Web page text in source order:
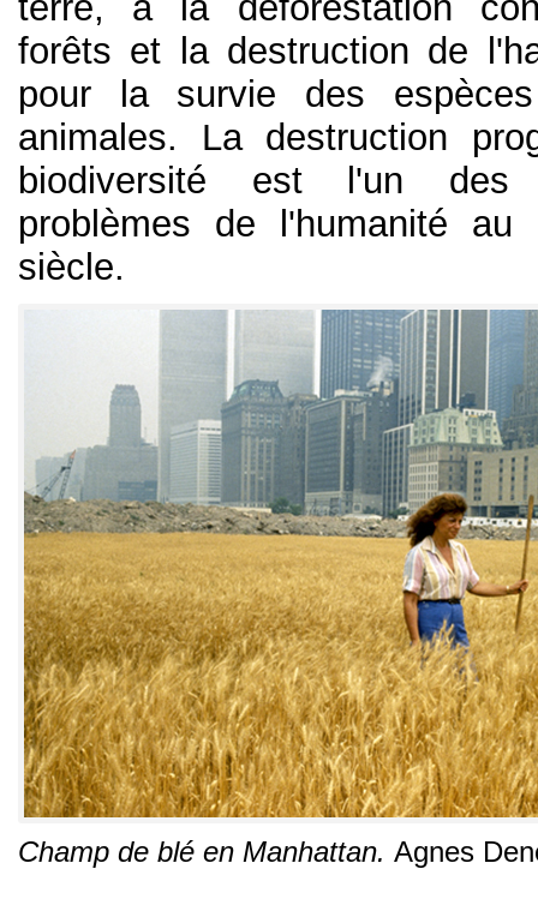
forêts et la destruction de
pour la survie des
animales. La destruction
biodiversité est l'un des
problèmes de l'humanité
siècle.
Champ de blé en Manhattan. Agnes